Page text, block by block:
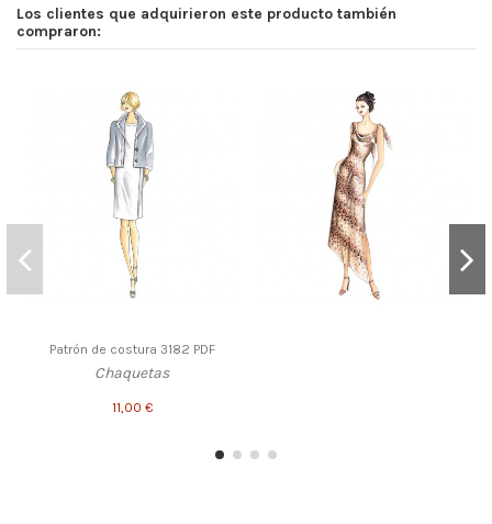
Los clientes que adquirieron este producto también
compraron:
Patrón de costura 3182 PDF
Chaquetas
11,00 €